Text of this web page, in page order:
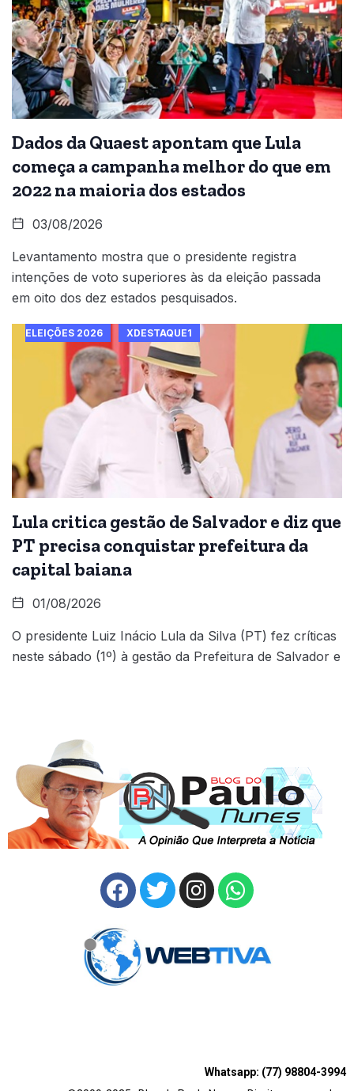
Dados da Quaest apontam que Lula
começa a campanha melhor do que em
2022 na maioria dos estados
03/08/2026
Levantamento mostra que o presidente registra
intenções de voto superiores às da eleição passada
em oito dos dez estados pesquisados.
ELEIÇÕES 2026 XDESTAQUE1
Lula critica gestão de Salvador e diz que
PT precisa conquistar prefeitura da
capital baiana
01/08/2026
O presidente Luiz Inácio Lula da Silva (PT) fez críticas
neste sábado (1º) à gestão da Prefeitura de Salvador e
Whatsapp: (77) 98804-3994